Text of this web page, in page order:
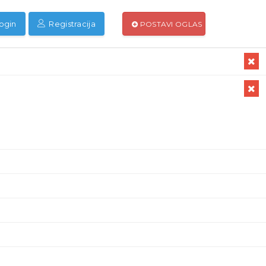
Registracija POSTAVI OGLAS